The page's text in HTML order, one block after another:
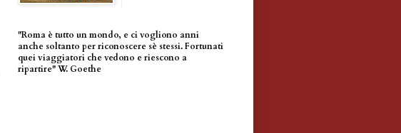
"Roma è tutto un mondo, e ci vogliono anni
anche soltanto per riconoscere sè stessi. Fortunati
quei viaggiatori che vedono e riescono a
ripartire" W. Goethe